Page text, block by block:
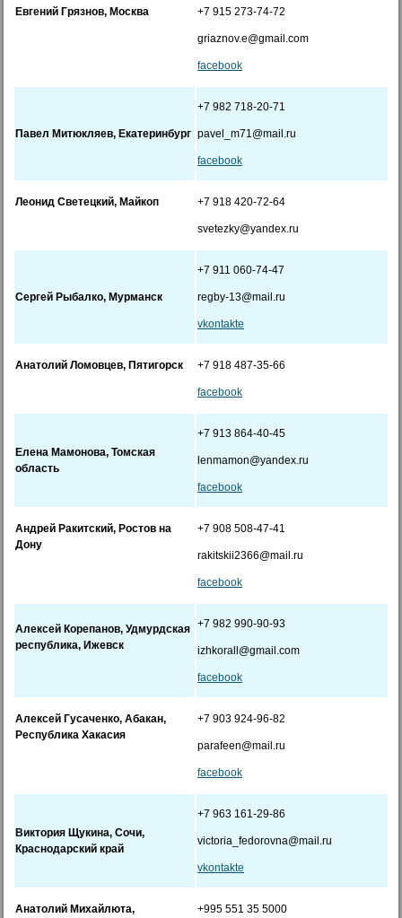
Евгений Грязнов, Москва +7 915 273-74-72
griaznov.e@gmail.com
facebook
Павел Митюкляев, Екатеринбург
+7 982 718-20-71
pavel_m71@mail.ru
facebook
Леонид Светецкий, Майкоп +7 918 420-72-64
svetezky@yandex.ru
Сергей Рыбалко, Мурманск
+7 911 060-74-47
regby-13@mail.ru
vkontakte
Анатолий Ломовцев, Пятигорск +7 918 487-35-66
facebook
Елена Мамонова, Томская
область
+7 913 864-40-45
lenmamon@yandex.ru
facebook
Андрей Ракитский, Ростов на
Дону
+7 908 508-47-41
rakitskii2366@mail.ru
facebook
Алексей Корепанов, Удмурдская
республика, Ижевск
+7 982 990-90-93
izhkorall@gmail.com
facebook
Алексей Гусаченко, Абакан,
Республика Хакасия
+7 903 924-96-82
parafeen@mail.ru
facebook
Виктория Щукина, Сочи,
Краснодарский край
+7 963 161-29-86
victoria_fedorovna@mail.ru
vkontakte
Анатолий Михайлюта,
+995 551 35 5000